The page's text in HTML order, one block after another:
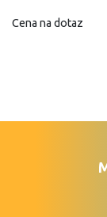
Cena na dotaz